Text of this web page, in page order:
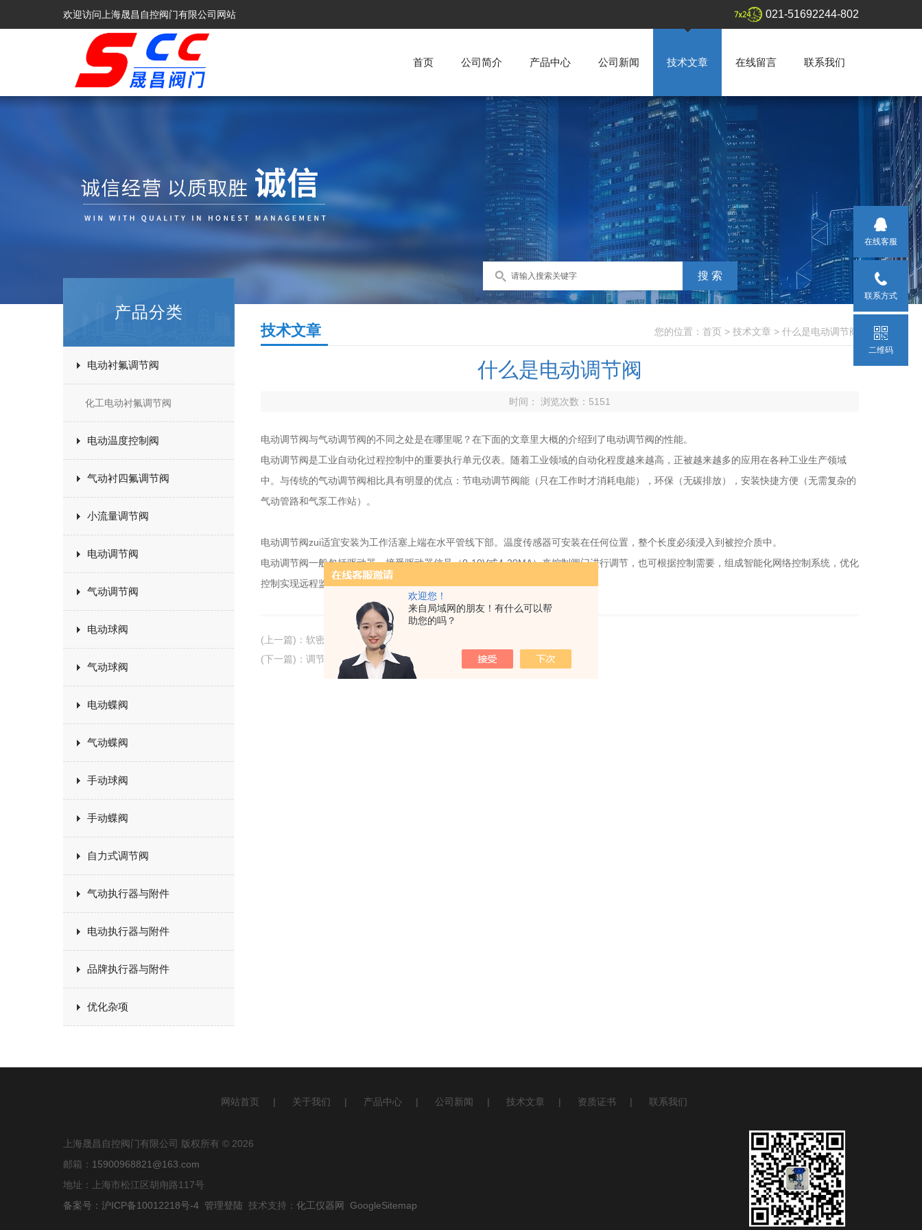
欢迎您！
来自局域网的朋友！有什么可以帮
助您的吗？
欢迎访问上海晟昌自控阀门有限公司网站 021-51692244-802
首页 公司简介 产品中心 公司新闻 技术文章 在线留言 联系我们
产品分类
电动衬氟调节阀
化工电动衬氟调节阀
电动温度控制阀
气动衬四氟调节阀
小流量调节阀
电动调节阀
气动调节阀
电动球阀
气动球阀
电动蝶阀
气动蝶阀
手动球阀
手动蝶阀
自力式调节阀
气动执行器与附件
电动执行器与附件
品牌执行器与附件
优化杂项
您的位置： 首页 > 技术文章 > 什么是电动调节阀
技术文章
什么是电动调节阀
时间： 浏览次数： 5151
电动调节阀与气动调节阀的不同之处是在哪里呢？在下面的文章里大概的介绍到了电动调节阀的性能。
电动调节阀是工业自动化过程控制中的重要执行单元仪表。随着工业领域的自动化程度越来越高，正被越来越多的应用在各种工业生产领域
中。与传统的气动调节阀相比具有明显的优点：节电动调节阀能（只在工作时才消耗电能），环保（无碳排放），安装快捷方便（无需复杂的
气动管路和气泵工作站）。
电动调节阀zui适宜安装为工作活塞上端在水平管线下部。温度传感器可安装在任何位置，整个长度必须浸入到被控介质中。
电动调节阀一般包括驱动器，接受驱动器信号（0-10V或4-20MA）来控制阀门进行调节，也可根据控制需要，组成智能化网络控制系统，优化
控制实现远程监控
(上一篇) ： 软密封蝶阀的流量控制部件介绍
(下一篇) ： 调节阀流量系数的计算
网站首页 | 关于我们 | 产品中心 | 公司新闻 | 技术文章 | 资质证书 | 联系我们
上海晟昌自控阀门有限公司 版权所有 © 2026
邮箱： 15900968821@163.com
地址：上海市松江区胡甪路117号
备案号：沪ICP备10012218号-4 管理登陆 技术支持： 化工仪器网 GoogleSitemap
在线客服
联系方式
二维码